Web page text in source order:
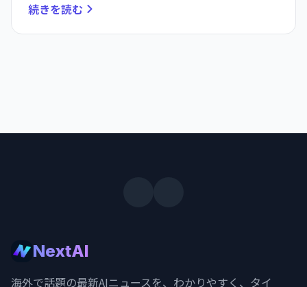
続きを読む
NextAI
海外で話題の最新AIニュースを、わかりやすく、タイ